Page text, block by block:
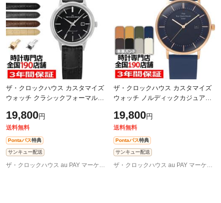
ザ・クロックハウス カスタマイズ
ウォッチ クラシックフォーマル
ソーラー 革ベルト ブラック カレ
ンダー
19,800円
送料無料
Pontaパス特典
サンキュー配送
ザ・クロックハウス カスタマイズ
ウォッチ ノルディックカジュアル
ラー 革ベルト ネイビー
19,800円
送料無料
Pontaパス特典
サンキュー配送